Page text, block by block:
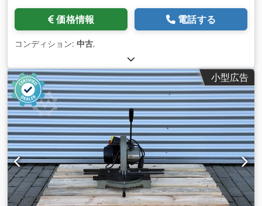
価格情報 電話する
コンディション: 中古,
小型広告